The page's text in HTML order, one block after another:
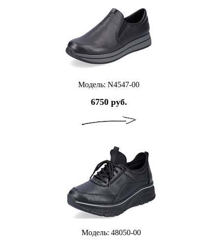
Модель: N4547-00
6750 руб.
Модель: 48050-00